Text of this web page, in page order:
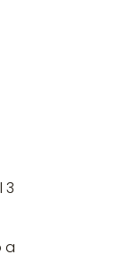
3
a